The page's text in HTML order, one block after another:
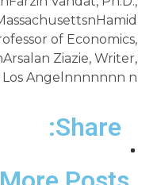
Share: